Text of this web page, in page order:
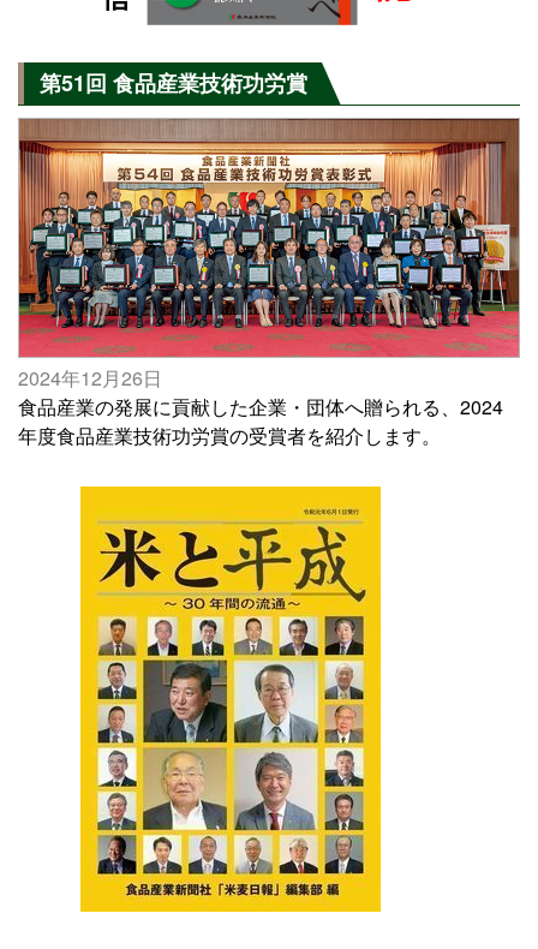
第51回 食品産業技術功労賞
2024年12月26日
食品産業の発展に貢献した企業・団体へ贈られる、2024
年度食品産業技術功労賞の受賞者を紹介します。